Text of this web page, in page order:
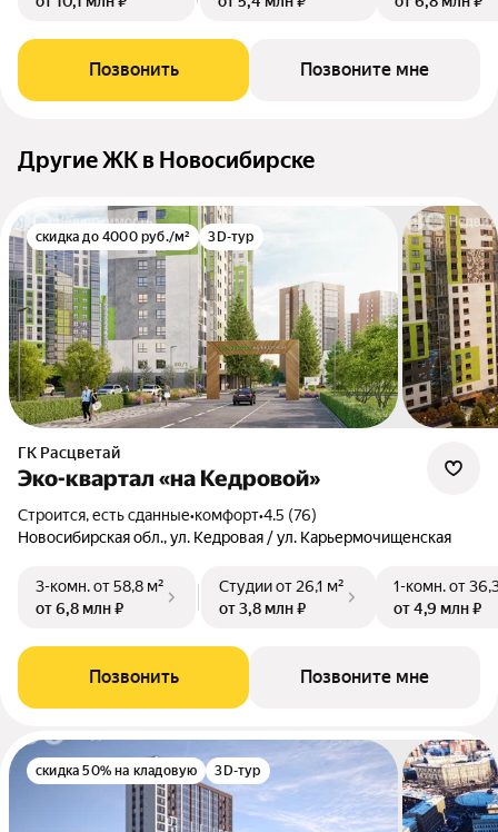
Позвонить Позвоните мне
Другие ЖК в Новосибирске
скидка до 4000 руб./м² 3D-тур
ГК Расцветай
Эко-квартал «на Кедровой»
Строится, есть сданные•комфорт•4.5 (76)
Новосибирская обл., ул. Кедровая / ул. Карьермочищенская
3-комн.от 58,8 м²
от 6,8 млн ₽
Студииот 26,1 м²
от 3,8 млн ₽
1-комн.от
от 4,9 млн ₽
Позвонить Позвоните мне
скидка 50% на кладовую 3D-тур